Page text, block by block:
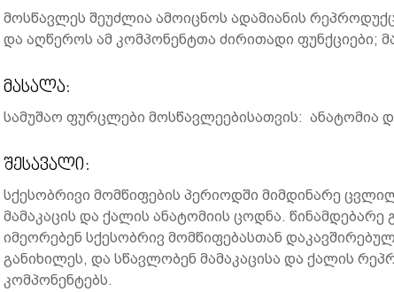
მოსწავლეს შეუძლია ამოიცნოს ადამიანის
და აღწეროს ამ კომპონენტთა ძირითადი ფუნქციები;
მასალა:
სამუშაო ფურცლები მოსწავლეებისათვის:
შესავალი:
სქესობრივი მომწიფების პერიოდში მიმდინარე
მამაკაცის და ქალის ანატომიის ცოდნა.
იმეორებენ სქესობრივ მომწიფებასთან
განიხილეს, და სწავლობენ მამაკაცისა და ქალის
კომპონენტებს.